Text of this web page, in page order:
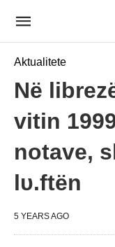
Aktualitete
Në
vitin
notave,
lυ.ftën
5 YEARS AGO